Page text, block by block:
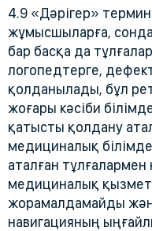
4.9 «Дәрігер»
жұмысшыларға,
бар басқа да
логопедтерге,
қолданылады, бұл
жоғары кәсіби
қатысты қолдану
медициналық
аталған
медициналық қызмет
жорамалдамайды
навигацияның